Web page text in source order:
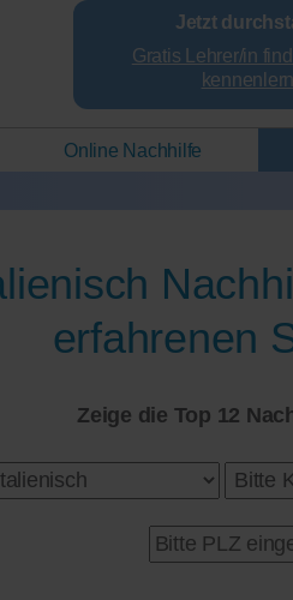
Jetzt
Gratis Lehrer/in
Online Nachhilfe
erfahrenen
Zeige die Top 12